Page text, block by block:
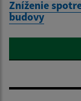
Zníženie
budovy